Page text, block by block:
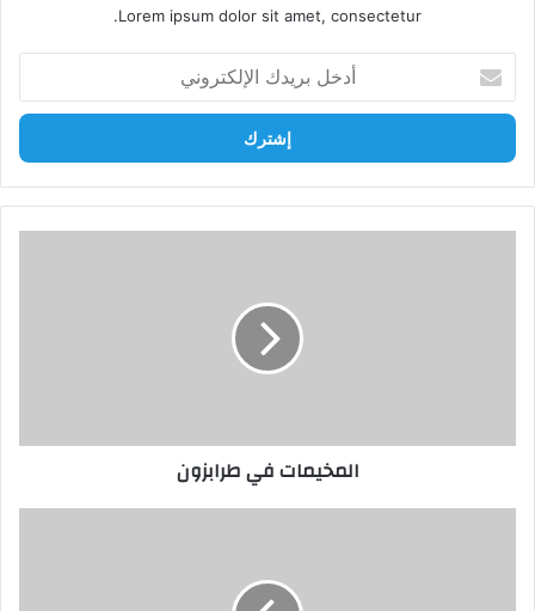
Lorem ipsum dolor sit amet, consectetur.
بريدك
الإلكتروني
المخيمات في طرابزون